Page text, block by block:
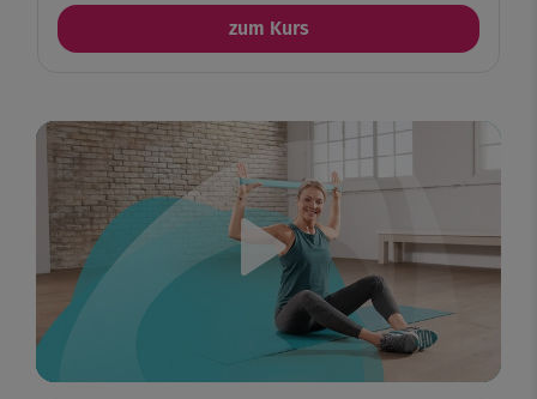
zum Kurs
Play
Video